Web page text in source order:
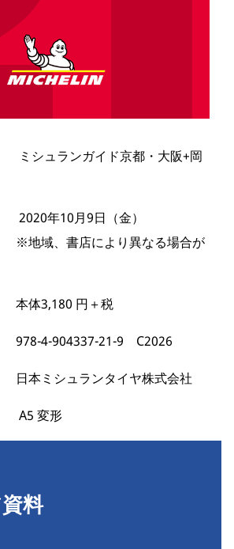
シュランガイド京都・大阪+岡
年10月9日（金）
店により異なる場合が
3,180 円＋税
978-4-904337-21-9 C2026
ミシュランタイヤ株式会社
変形
料